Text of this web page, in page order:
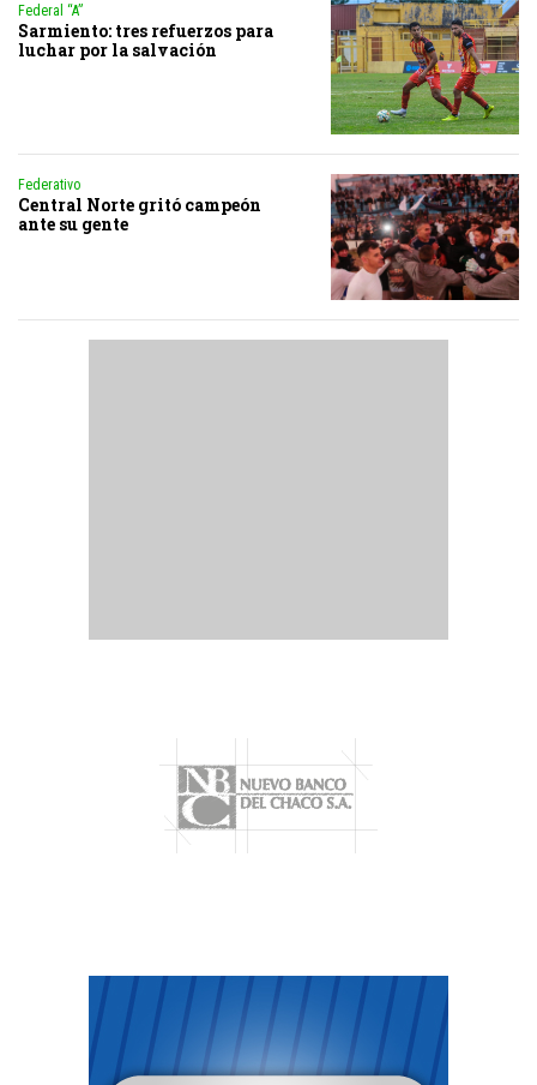
Federal “A”
Sarmiento: tres refuerzos para
luchar por la salvación
Federativo
Central Norte gritó campeón
ante su gente